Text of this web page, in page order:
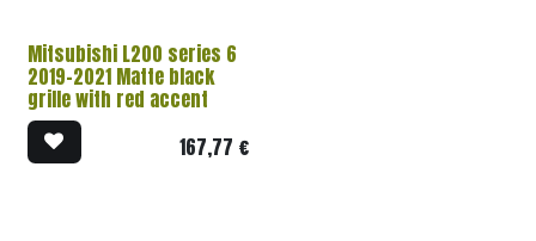
Mitsubishi L200 series 6
2019-2021 Matte black
grille with red accent
167,77 €